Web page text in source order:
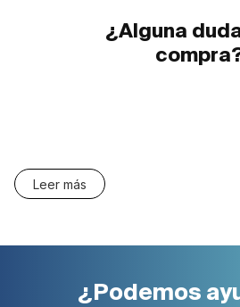
¿Alguna
Leer más
¿Podemos